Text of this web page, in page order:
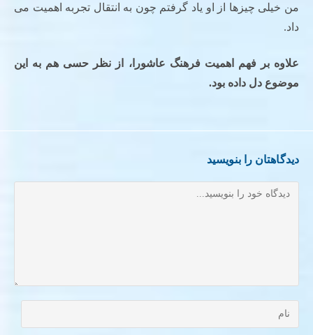
من خیلی چیزها از او یاد گرفتم چون به انتقال تجربه اهمیت می
داد.
علاوه بر فهم اهمیت فرهنگ عاشورا، از نظر حسی هم به این
موضوع دل داده بود.
دیدگاهتان را بنویسید